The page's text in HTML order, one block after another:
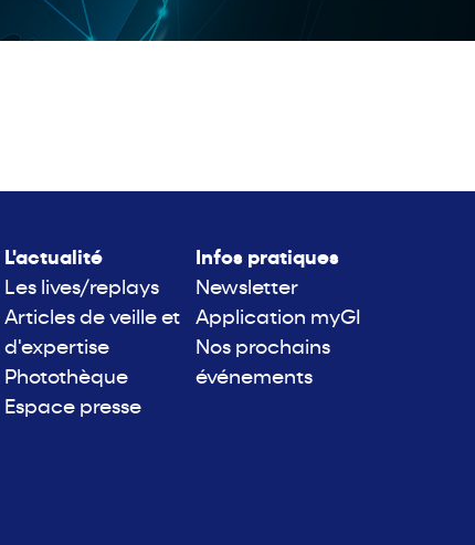
L'actualité
Les lives/replays
Articles de veille et
d'expertise
Photothèque
Espace presse
Infos pratiques
Newsletter
Application myGI
Nos prochains
événements